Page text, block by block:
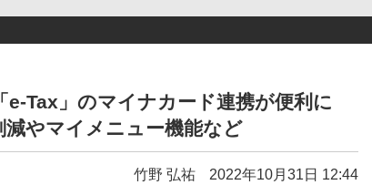
e-Tax」のマイナカード連携が便利に
やマイメニュー機能など
竹野 弘祐 2022年10月31日 12:44